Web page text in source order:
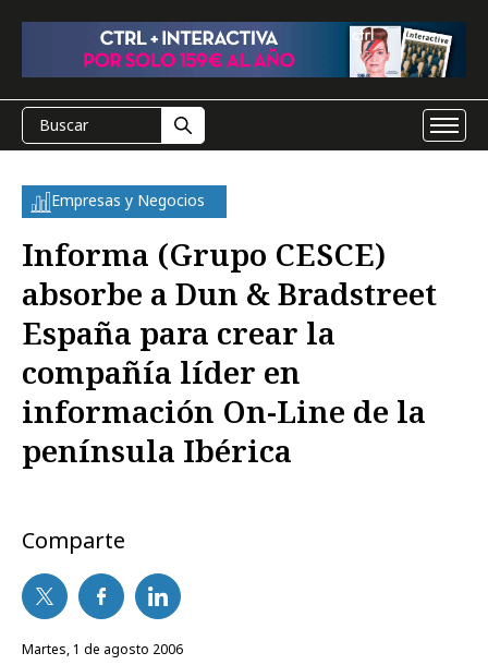
Empresas y Negocios
Informa (Grupo CESCE)
absorbe a Dun & Bradstreet
España para crear la
compañía líder en
información On-Line de la
península Ibérica
Comparte
martes, 1 de agosto 2006